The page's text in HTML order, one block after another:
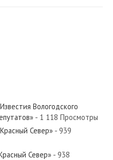
Север»
Вологодского
- 1 118 Просмотры
Север» - 939
Север» - 938